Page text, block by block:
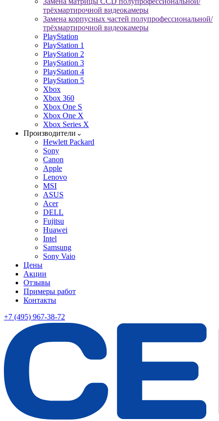
трёхмартирочной видеокамеры
Замена корпусных частей полупрофессиональной/
трёхмартирочной видеокамеры
PlayStation
PlayStation 1
PlayStation 2
PlayStation 3
PlayStation 4
PlayStation 5
Xbox
Xbox 360
Xbox One S
Xbox One X
Xbox Series X
Производители
Hewlett Packard
Sony
Canon
Apple
Lenovo
MSI
ASUS
Acer
DELL
Fujitsu
Huawei
Intel
Samsung
Sony Vaio
Цены
Акции
Отзывы
Примеры работ
Контакты
+7 (495) 967-38-72